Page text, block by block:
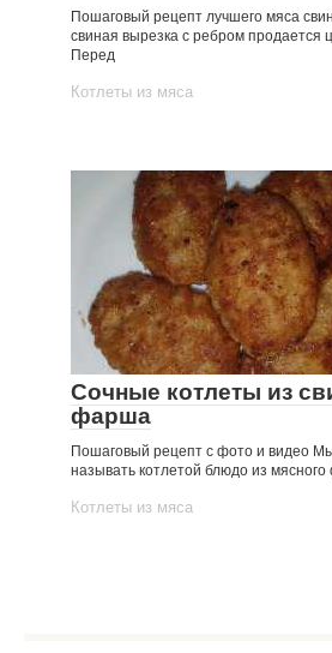
Пошаговый рецепт лучшего мяса
свиная вырезка с ребром продается
Перед
Котлеты из мяса
Сочные котлеты из
фарша
Пошаговый рецепт с фото и видео
называть котлетой блюдо из
Котлеты из мяса